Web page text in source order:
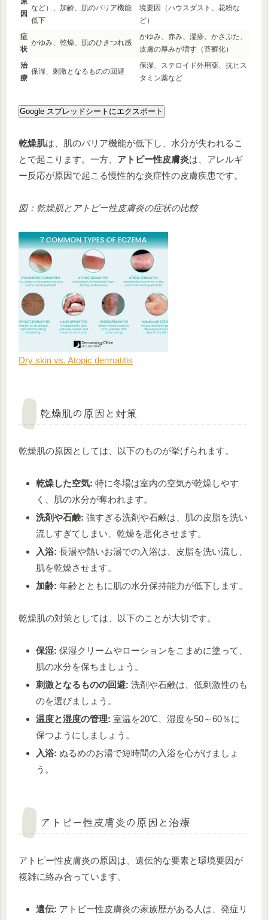
因
など）、加齢、肌のバリア機能
低下
境要因（ハウスダスト、花粉な
ど）
症
状
かゆみ、乾燥、肌のひきつれ感
かゆみ、赤み、湿疹、かさぶた、
皮膚の厚みが増す（苔癬化）
治
療
保湿、刺激となるものの回避
保湿、ステロイド外用薬、抗ヒス
タミン薬など
Google スプレッドシートにエクスポート
乾燥肌は、肌のバリア機能が低下し、水分が失われるこ
とで起こります。一方、 アトピー性皮膚炎は、アレルギ
ー反応が原因で起こる慢性的な炎症性の皮膚疾患です。
図：乾燥肌とアトピー性皮膚炎の症状の比較
Dry skin vs. Atopic dermatitis
乾燥肌の原因と対策
乾燥肌の原因としては、以下のものが挙げられます。
乾燥した空気: 特に冬場は室内の空気が乾燥しやす
く、肌の水分が奪われます。
洗剤や石鹸: 強すぎる洗剤や石鹸は、肌の皮脂を洗い
流しすぎてしまい、乾燥を悪化させます。
入浴: 長湯や熱いお湯での入浴は、皮脂を洗い流し、
肌を乾燥させます。
加齢: 年齢とともに肌の水分保持能力が低下します。
乾燥肌の対策としては、以下のことが大切です。
保湿: 保湿クリームやローションをこまめに塗って、
肌の水分を保ちましょう。
刺激となるものの回避: 洗剤や石鹸は、低刺激性のも
のを選びましょう。
温度と湿度の管理: 室温を20℃、湿度を50～60％に
保つようにしましょう。
入浴: ぬるめのお湯で短時間の入浴を心がけましょ
う。
アトピー性皮膚炎の原因と治療
アトピー性皮膚炎の原因は、遺伝的な要素と環境要因が
複雑に絡み合っています。
遺伝: アトピー性皮膚炎の家族歴がある人は、発症リ